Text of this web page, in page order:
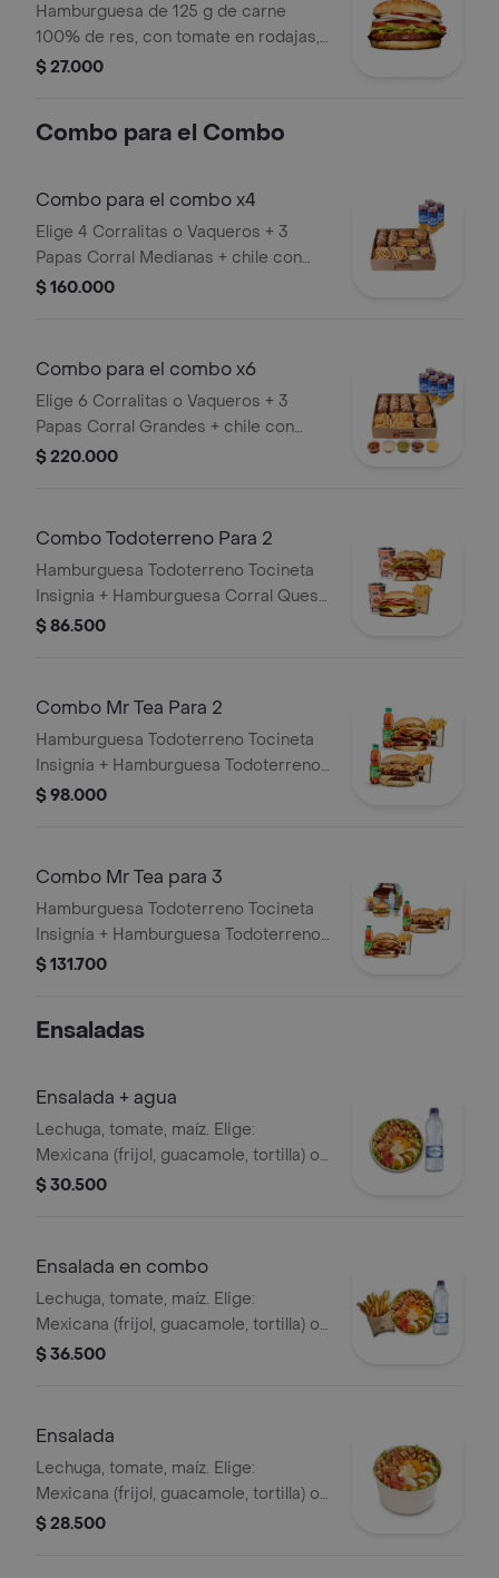
Hamburguesa de 125 g de carne
100% de res, con tomate en rodajas,
cebolla en rodajas, lechuga, salsa
$ 27.000
Combo para el Combo
Combo para el combo x4
Elige 4 Corralitas o Vaqueros + 3
Papas Corral Medianas + chile con
carne, guacamole, queso cheddar,
$ 160.000
Combo para el combo x6
Elige 6 Corralitas o Vaqueros + 3
Papas Corral Grandes + chile con
carne, guacamole, queso cheddar,
$ 220.000
Combo Todoterreno Para 2
Hamburguesa Todoterreno Tocineta
Insignia + Hamburguesa Corral Queso
+ 2 papas grandes + 2 bebidas
$ 86.500
Combo Mr Tea Para 2
Hamburguesa Todoterreno Tocineta
Insignia + Hamburguesa Todoterreno
Callejera + 2 papas grandes + 2 Mr
$ 98.000
Combo Mr Tea para 3
Hamburguesa Todoterreno Tocineta
Insignia + Hamburguesa Todoterreno
Callejera + 2 papas grandes + 2 Mr
$ 131.700
Ensaladas
Ensalada + agua
Lechuga, tomate, maíz. Elige:
Mexicana (frijol, guacamole, tortilla) o
Campestre (quesos, huevo, pepinillos)
alimentos de origen animal) + agua
$ 30.500
Ensalada en combo
Lechuga, tomate, maíz. Elige:
Mexicana (frijol, guacamole, tortilla) o
Campestre (quesos, huevo, pepinillos)
alimentos de origen animal) + papas
$ 36.500
Ensalada
Lechuga, tomate, maíz. Elige:
Mexicana (frijol, guacamole, tortilla) o
Campestre (quesos, huevo, pepinillos)
$ 28.500